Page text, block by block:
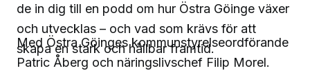
de in dig till en podd om hur Östra Göinge växer
och utvecklas – och vad som krävs för att
skapa en stark och hållbar framtid.
Med Östra Göinges kommunstyrelseordförande
Patric Åberg och näringslivschef Filip Morel.